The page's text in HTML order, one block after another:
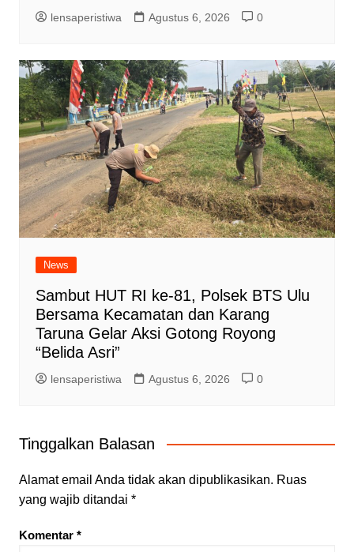
lensaperistiwa Agustus 6, 2026 0
News
Sambut HUT RI ke-81, Polsek BTS Ulu
Bersama Kecamatan dan Karang
Taruna Gelar Aksi Gotong Royong
“Belida Asri”
lensaperistiwa Agustus 6, 2026 0
Tinggalkan Balasan
Alamat email Anda tidak akan dipublikasikan. Ruas
yang wajib ditandai *
Komentar *